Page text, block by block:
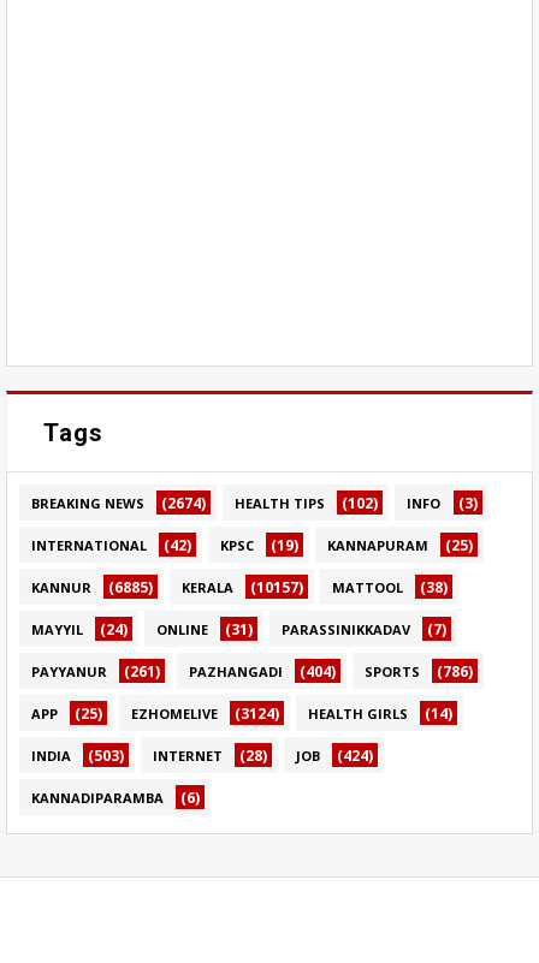
Tags
BREAKING NEWS (2674) HEALTH TIPS (102) INFO (3)
INTERNATIONAL (42) KPSC (19) KANNAPURAM (25)
KANNUR (6885) KERALA (10157) MATTOOL (38)
MAYYIL (24) ONLINE (31) PARASSINIKKADAV (7)
PAYYANUR (261) PAZHANGADI (404) SPORTS (786)
APP (25) EZHOMELIVE (3124) HEALTH GIRLS (14)
INDIA (503) INTERNET (28) JOB (424)
KANNADIPARAMBA (6)